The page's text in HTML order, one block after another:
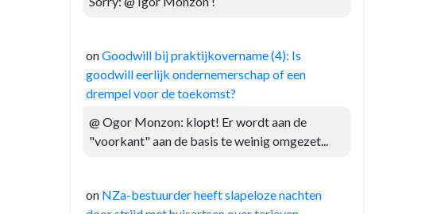
onGoodwill bij praktijkovername (4): Is
goodwill eerlijk ondernemerschap of een
drempel voor de toekomst?
@ Ogor Monzon: klopt! Er wordt aan de
"voorkant" aan de basis te weinig omgezet...
on NZa-bestuurder heeft slapeloze nachten